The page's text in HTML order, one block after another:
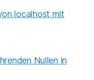
localhost mit
Nullen in